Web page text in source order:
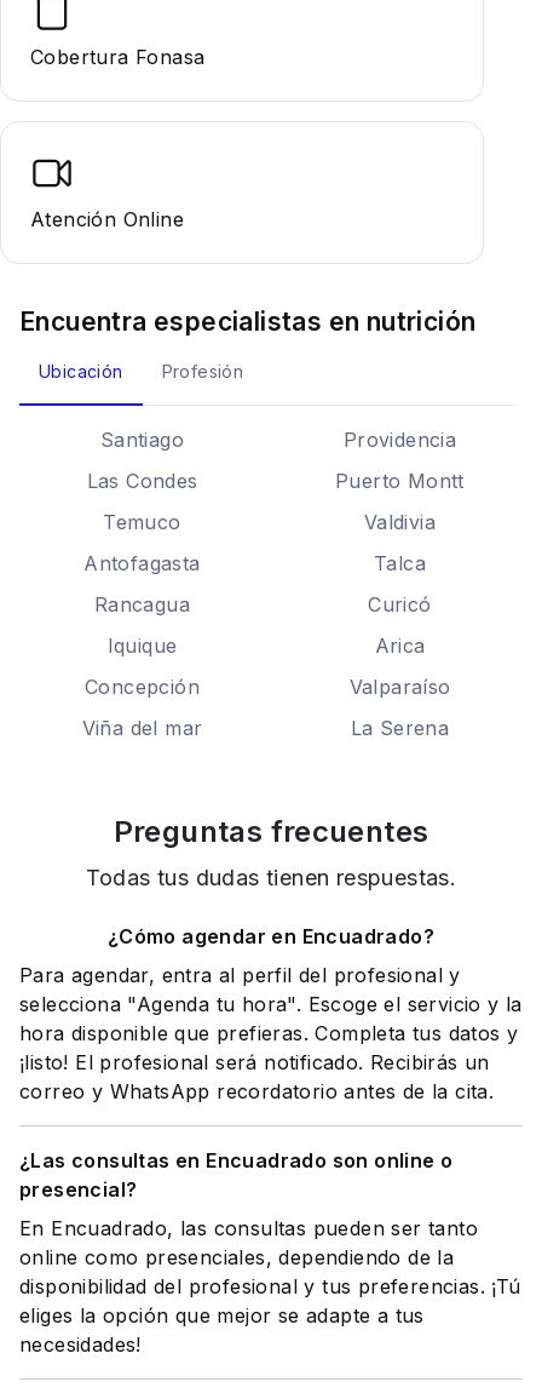
Cobertura Fonasa
Atención Online
Encuentra especialistas en nutrición
Ubicación Profesión
Santiago
Providencia
Las Condes
Puerto Montt
Temuco
Valdivia
Antofagasta
Talca
Rancagua
Curicó
Iquique
Arica
Concepción
Valparaíso
Viña del mar
La Serena
Preguntas frecuentes
Todas tus dudas tienen respuestas.
¿Cómo agendar en Encuadrado?
Para agendar, entra al perfil del profesional y
selecciona "Agenda tu hora". Escoge el servicio y la
hora disponible que prefieras. Completa tus datos y
¡listo! El profesional será notificado. Recibirás un
correo y WhatsApp recordatorio antes de la cita.
¿Las consultas en Encuadrado son online o
presencial?
En Encuadrado, las consultas pueden ser tanto
online como presenciales, dependiendo de la
disponibilidad del profesional y tus preferencias. ¡Tú
eliges la opción que mejor se adapte a tus
necesidades!